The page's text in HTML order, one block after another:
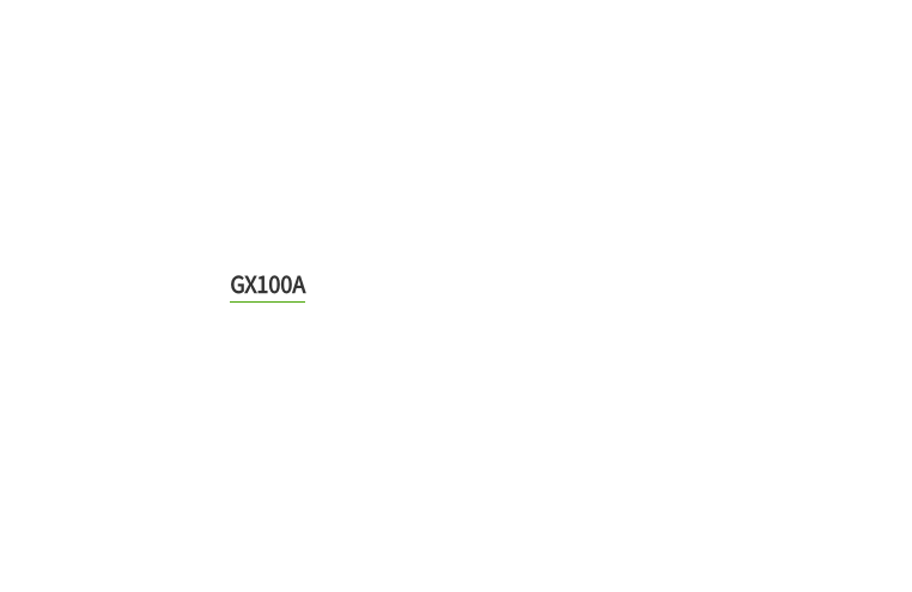
GX100A